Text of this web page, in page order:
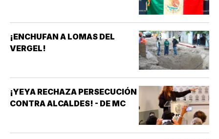
¡ENCHUFAN A LOMAS DEL
VERGEL!
¡YEYA RECHAZA PERSECUCIÓN
CONTRA ALCALDES! - DE MC